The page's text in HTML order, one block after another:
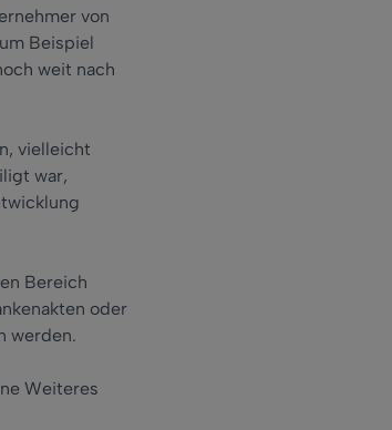
von
Beispiel
weit nach
vielleicht
war,
Bereich
oder
werden.
Weiteres